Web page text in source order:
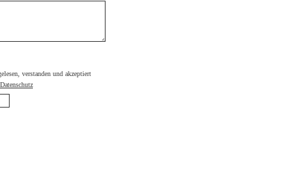
verstanden und akzeptiert
Datenschutz